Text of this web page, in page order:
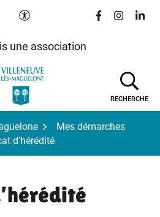
Paramètres d'accessibilité
Lien vers le
Lien vers
Lien
une association
RECHERCHE
Mes démarches
d’hérédité